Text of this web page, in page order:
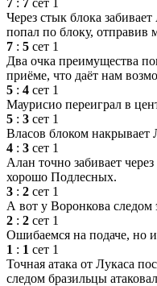
7 : 7 сет 1
Через стык блока
попал по блоку, отправив
7 : 5 сет 1
Два очка преимущества
приёме, что даёт нам
5 : 4 сет 1
Маурисио переиграл в
5 : 3 сет 1
Власов блоком накрывает
4 : 3 сет 1
Алан точно забивает
хорошо Подлесных.
3 : 2 сет 1
А вот у Воронкова следом
2 : 2 сет 1
Ошибаемся на подаче, но
1 : 1 сет 1
Точная атака от Лукаса
следом бразильцы